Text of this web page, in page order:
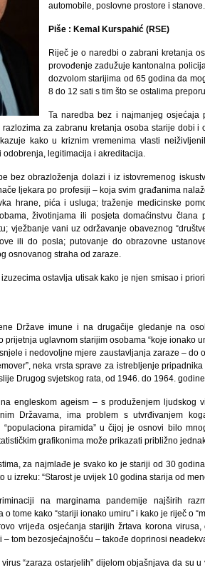
automobile, poslovne prostore i stanove.
Piše : Kemal Kurspahić (RSE)
Riječ je o naredbi o zabrani kretanja
provođenje zadužuje kantonalna
dozvolom starijima od 65 godina da
8 do 12 sati s tim što se ostalima
Ta naredba bez i najmanjeg osjećaja
razlozima za zabranu kretanja osoba starije dobi
kako u kriznim vremenima vlasti
legitimacija i akreditacija.
bez obrazloženja dolazi i iz istovremenog
ljekara po profesiji – koja svim građanima
hrane, pića i usluga; traženje medicinske
životinjama ili posjeta domaćinstvu člana
vježbanje vani uz održavanje obaveznog
ili do posla; putovanje do obrazovne
osnovanog straha od zaraze.
ostavlja utisak kako je njen smisao i
Države imune i na drugačije gledanje na
prijetnja uglavnom starijim osobama “koje ionako
i nedovoljne mjere zaustavljanja zaraze – do
neka vrsta sprave za istrebljenje
Drugog svjetskog rata, od 1946. do 1964.
engleskom ageism – s produženjem ljudskog
Državama, ima problem s utvrđivanjem
“populaciona piramida” u čijoj je osnovi bilo
grafikonima može prikazati približno
za najmlađe je svako ko je stariji od 30
u izreku: “Starost je uvijek 10 godina starija od
na marginama pandemije najširih
tome kako “stariji ionako umiru” i kako je riječ o
vrijeđa osjećanja starijih žrtava korona
tom bezosjećajnošću – takođe doprinosi
“zaraza ostarjelih” dijelom objašnjava da su